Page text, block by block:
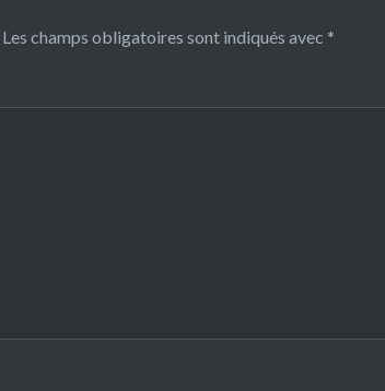
Les champs obligatoires sont indiqués avec *